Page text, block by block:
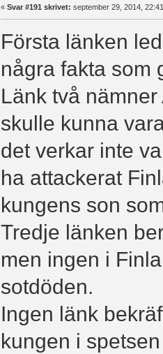
« Svar #191 skrivet: september 29, 2014,
Första länken
några fakta som
Länk två
skulle kunna
det verkar inte
ha attackerat
kungens son
Tredje länken
men ingen i
sotdöden.
Ingen länk
kungen i